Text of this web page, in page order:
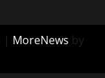
| MoreNews by